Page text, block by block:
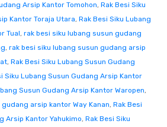
Arsip Kantor Tomohon, Rak Besi Siku
Kantor Toraja Utara, Rak Besi Siku Lubang
Tual, rak besi siku lubang susun gudang
, rak besi siku lubang susun gudang arsip
, Rak Besi Siku Lubang Susun Gudang
Siku Lubang Susun Gudang Arsip Kantor
Susun Gudang Arsip Kantor Waropen,
arsip kantor Way Kanan, Rak Besi
Arsip Kantor Yahukimo, Rak Besi Siku